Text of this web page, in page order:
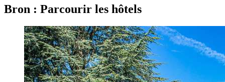
Bron : Parcourir les hôtels